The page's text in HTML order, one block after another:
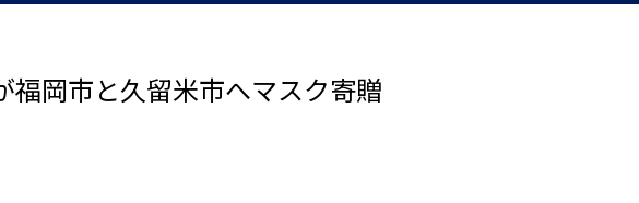
福岡市と久留米市へマスク寄贈